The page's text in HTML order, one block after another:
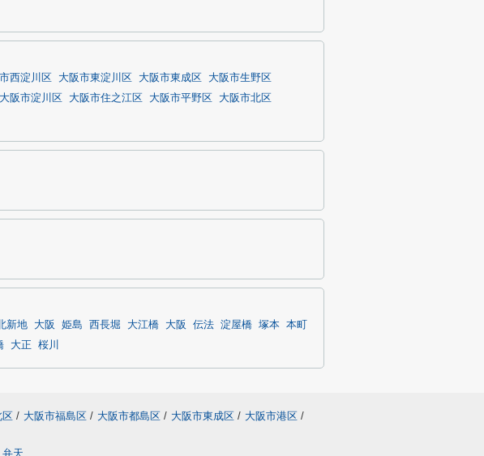
西淀川区 大阪市東淀川区 大阪市東成区
大阪市生野区
大阪市淀川区 大阪市住之江区 大阪市平野区
大阪市北区
新地 大阪 姫島 西長堀 大江橋 大阪 伝法 淀屋橋 塚本 本町
大正 桜川
区 / 大阪市福島区 / 大阪市都島区 / 大阪市東成区 / 大阪市港区 /
弁天